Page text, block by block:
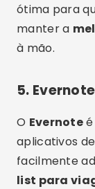
ótima para
manter a
à mão.
5. Evernote
O Evernote
aplicativos
facilmente
list para